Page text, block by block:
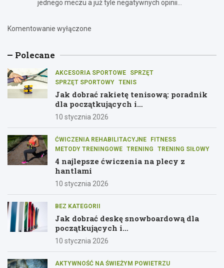
jednego meczu a już tyle negatywnych opinii…
Komentowanie wyłączone
Polecane
AKCESORIA SPORTOWE
SPRZĘT
SPRZĘT SPORTOWY TENIS
Jak dobrać rakietę tenisową: poradnik
dla początkujących i
średniozaawansowanych graczy
10 stycznia 2026
ĆWICZENIA REHABILITACYJNE
FITNESS
METODY TRENINGOWE TRENING TRENING SIŁOWY
4 najlepsze ćwiczenia na plecy z
hantlami
10 stycznia 2026
BEZ KATEGORII
Jak dobrać deskę snowboardową dla
początkujących i
średniozaawansowanych
10 stycznia 2026
AKTYWNOŚĆ NA ŚWIEŻYM POWIETRZU